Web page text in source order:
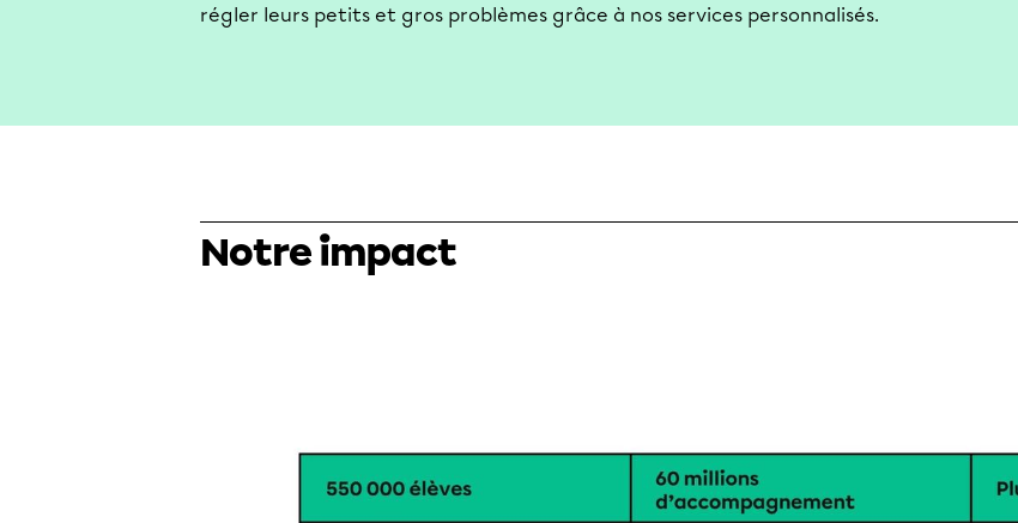
régler leurs petits et gros problèmes grâce à nos services personnalisés.
Notre impact